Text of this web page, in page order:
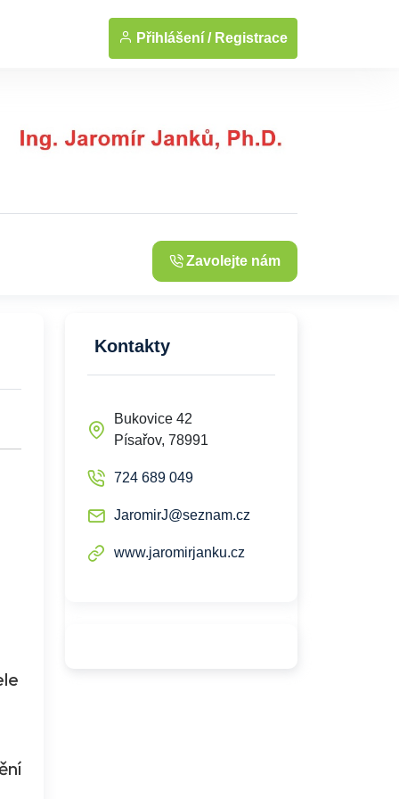
Přihlášení / Registrace
Zavolejte nám
Kontakty
Bukovice 42
Písařov, 78991
724 689 049
JaromirJ@seznam.cz
www.jaromirjanku.cz